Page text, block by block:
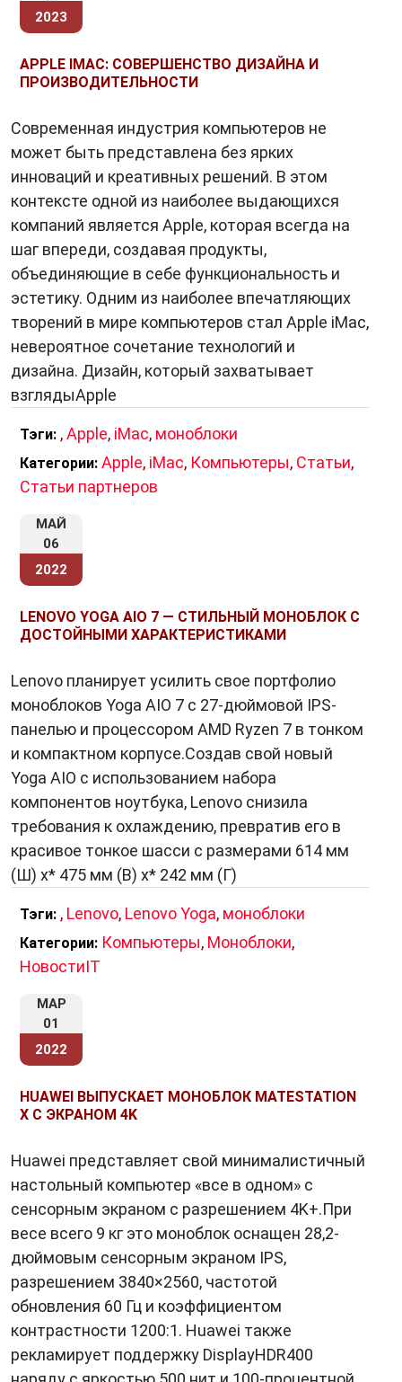
2023
APPLE IMAC: СОВЕРШЕНСТВО ДИЗАЙНА И
ПРОИЗВОДИТЕЛЬНОСТИ
Современная индустрия компьютеров не
может быть представлена без ярких
инноваций и креативных решений. В этом
контексте одной из наиболее выдающихся
компаний является Apple, которая всегда на
шаг впереди, создавая продукты,
объединяющие в себе функциональность и
эстетику. Одним из наиболее впечатляющих
творений в мире компьютеров стал Apple iMac,
невероятное сочетание технологий и
дизайна. Дизайн, который захватывает
взглядыApple
Тэги: ,Apple, iMac, моноблоки
Категории: Apple, iMac, Компьютеры, Статьи,
Статьи партнеров
МАЙ
06
2022
LENOVO YOGA AIO 7 — СТИЛЬНЫЙ МОНОБЛОК С
ДОСТОЙНЫМИ ХАРАКТЕРИСТИКАМИ
Lenovo планирует усилить свое портфолио
моноблоков Yoga AIO 7 с 27-дюймовой IPS-
панелью и процессором AMD Ryzen 7 в тонком
и компактном корпусе.Создав свой новый
Yoga AIO с использованием набора
компонентов ноутбука, Lenovo снизила
требования к охлаждению, превратив его в
красивое тонкое шасси с размерами 614 мм
(Ш) x* 475 мм (В) x* 242 мм (Г)
Тэги: , Lenovo, Lenovo Yoga, моноблоки
Категории: Компьютеры, Моноблоки,
НовостиIT
МАР
01
2022
HUAWEI ВЫПУСКАЕТ МОНОБЛОК MATESTATION
X С ЭКРАНОМ 4K
Huawei представляет свой минималистичный
настольный компьютер «все в одном» с
сенсорным экраном с разрешением 4K+.При
весе всего 9 кг это моноблок оснащен 28,2-
дюймовым сенсорным экраном IPS,
разрешением 3840×2560, частотой
обновления 60 Гц и коэффициентом
контрастности 1200:1. Huawei также
рекламирует поддержку DisplayHDR400